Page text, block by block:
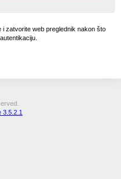
zatvorite web preglednik nakon što
3.5.2.1